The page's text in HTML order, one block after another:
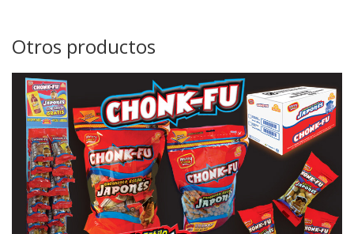
Otros productos